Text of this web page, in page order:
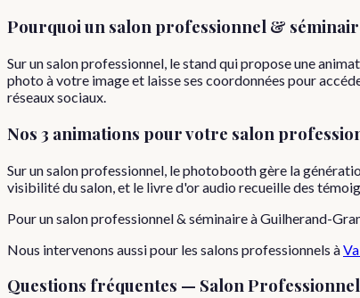
Pourquoiun salon professionnel &
Sur un salon professionnel, le stand qui propose une
photo à votre image et laisse ses coordonnées pour
réseaux sociaux.
Nos 3 animations pour votre salon
Sur un salon professionnel, le photobooth gère la
visibilité du salon, et le livre d'or audio recueille des
Pourunsalon professionnel & séminaireàGuilherand-
Nous intervenons aussi pour les salons professionnels à
Questions fréquentes — Salon